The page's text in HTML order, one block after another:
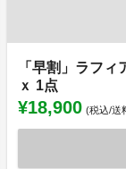
「早割」ラフ
ｘ 1点
¥18,900 (税込/送